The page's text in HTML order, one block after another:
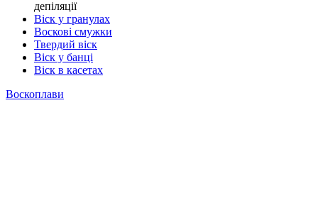
депіляції
Віск у гранулах
Воскові смужки
Твердий віск
Віск у банці
Віск в касетах
Воскоплави